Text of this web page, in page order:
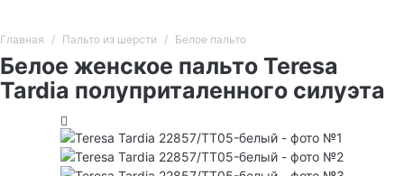
Главная Пальто из шерсти Белое пальто
Белое женское пальто Teresa
Tardia полуприталенного силуэта